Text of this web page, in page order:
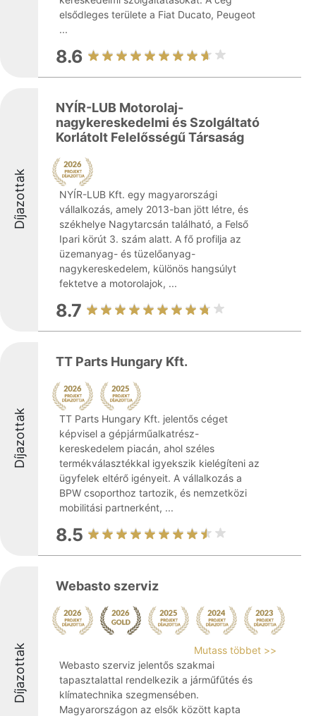
elsődleges területe a Fiat Ducato, Peugeot
...
8.6
Díjazottak
NYÍR-LUB Motorolaj-
nagykereskedelmi és Szolgáltató
Korlátolt Felelősségű Társaság
NYÍR-LUB Kft. egy magyarországi
vállalkozás, amely 2013-ban jött létre, és
székhelye Nagytarcsán található, a Felső
Ipari körút 3. szám alatt. A fő profilja az
üzemanyag- és tüzelőanyag-
nagykereskedelem, különös hangsúlyt
fektetve a motorolajok, ...
8.7
Díjazottak
TT Parts Hungary Kft.
TT Parts Hungary Kft. jelentős céget
képvisel a gépjárműalkatrész-
kereskedelem piacán, ahol széles
termékválasztékkal igyekszik kielégíteni az
ügyfelek eltérő igényeit. A vállalkozás a
BPW csoporthoz tartozik, és nemzetközi
mobilitási partnerként, ...
8.5
Díjazottak
Webasto szerviz
Mutass többet >>
Webasto szerviz jelentős szakmai
tapasztalattal rendelkezik a járműfűtés és
klímatechnika szegmensében.
Magyarországon az elsők között kapta